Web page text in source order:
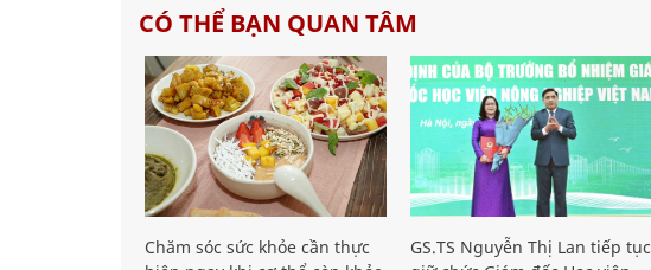
CÓ THỂ BẠN QUAN TÂM
Chăm sóc sức khỏe cần thực
GS.TS Nguyễn Thị Lan tiếp tục